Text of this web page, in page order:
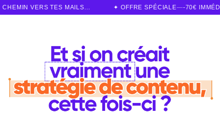
TES MAILS... ✦ OFFRE SPÉCIALE—-70€ IMMÉDIATEMENT ✅